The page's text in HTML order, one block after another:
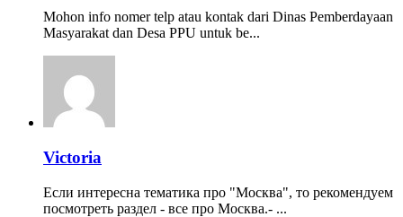
Mohon info nomer telp atau kontak dari Dinas Pemberdayaan
Masyarakat dan Desa PPU untuk be...
Victoria
Если интересна тематика про "Москва", то рекомендуем
посмотреть раздел - все про Москва.- ...